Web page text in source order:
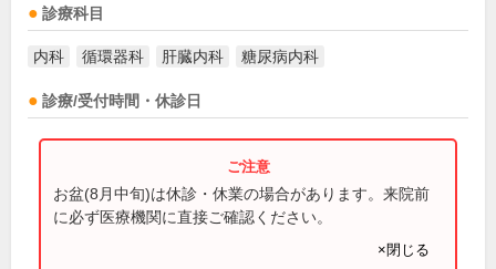
診療科目
内科 循環器科 肝臓内科 糖尿病内科
診療/受付時間・休診日
お盆(8月中旬)は休診・休業の場合があります。来院前
に必ず医療機関に直接ご確認ください。
×閉じる